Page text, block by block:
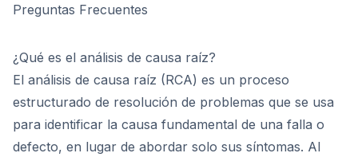
Preguntas Frecuentes
¿Qué es el análisis de causa raíz?
El análisis de causa raíz (RCA) es un proceso
estructurado de resolución de problemas que se usa
para identificar la causa fundamental de una falla o
defecto, en lugar de abordar solo sus síntomas. Al